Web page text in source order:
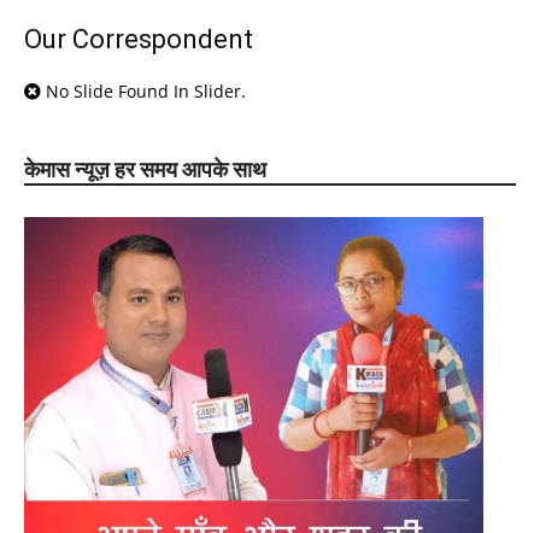
Our Correspondent
No Slide Found In Slider.
केमास न्यूज़ हर समय आपके साथ